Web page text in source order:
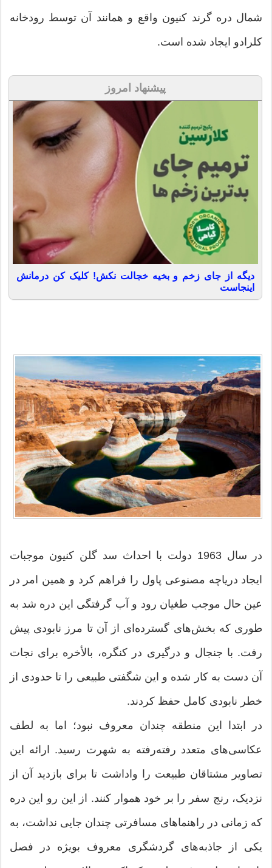
شمال دره گرند کنیون واقع و همانند آن توسط رودخانه
کلرادو ایجاد شده است.
پیشنهاد امروز
دیگه از جای زخم و بخیه خجالت نکش! کلیک کن درمانش
اینجاست
در سال 1963 دولت با احداث سد گلن کنیون موجبات
ایجاد دریاچه مصنوعی پاول را فراهم کرد و همین امر در
عین حال موجب طغیان رود و آب گرفتگی این دره شد به
طوری که بخش‌های گسترده‌ای از آن تا مرز نابودی پیش
رفت. با جنجال و درگیری در کنگره، بالأخره برای نجات
آن دست به کار شده و این شگفتی طبیعی را تا حدودی از
خطر نابودی کامل حفظ کردند.
در ابتدا این منطقه چندان معروف نبود؛ اما به لطف
عکاسی‌های متعدد رفته‌رفته به شهرت رسید. ارائه این
تصاویر مشتاقان طبیعت را واداشت تا برای بازدید آن از
نزدیک، رنج سفر را بر خود هموار کنند. از این رو این دره
که زمانی در راهنماهای مسافرتی چندان جایی نداشت، به
یکی از جاذبه‌های گردشگری معروف بویژه در فصل